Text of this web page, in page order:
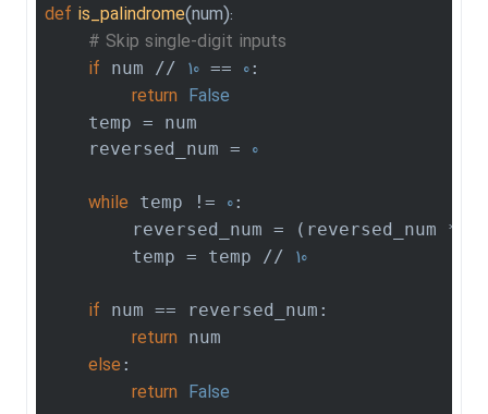
def is_palindrome(num):
# Skip single-digit inputs
if num // 10 == 0:
return False
    temp = num
    reversed_num =
0
while temp != 0:
        reversed_num = (reversed_num *
        temp = temp //
10
if num == reversed_num:
return num
else :
return False